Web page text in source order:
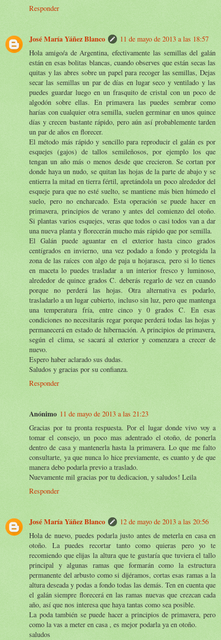
Responder
José María Yáñez Blanco
11 de mayo de 2013 a las 18:57
Hola amigo/a de Argentina, efectivamente las semillas del galán
están en esas bolitas blancas, cuando observes que están secas las
quitas y las abres sobre un papel para recoger las semillas, Dejas
secar las semillas un par de días en lugar seco y ventilado y las
puedes guardar luego en un frasquito de cristal con un poco de
algodón sobre ellas. En primavera las puedes sembrar como
harías con cualquier otra semilla, suelen germinar en unos quince
días y crecen bastante rápido, pero aún así probablemente tarden
un par de años en florecer.
El método más rápido y sencillo para reproducir el galán es por
esquejes (gajos) de tallos semileñosos, por ejemplo los que
tengan un año más o menos desde que crecieron. Se cortan por
donde haya un nudo, se quitan las hojas de la parte de abajo y se
entierra la mitad en tierra fértil, apretándola un poco alrededor del
esqueje para que no esté suelto, se mantiene más bien húmedo el
suelo, pero no encharcado. Esta operación se puede hacer en
primavera, principios de verano y antes del comienzo del otoño.
Si plantas varios esquejes, veras que todos o casi todos van a dar
una nueva planta y florecerán mucho más rápido que por semilla.
El Galán puede aguantar en el exterior hasta cinco grados
centígrados en invierno, una vez podado a fondo y protegida la
zona de las raíces con algo de paja u hojarasca, pero si lo tienes
en maceta lo puedes trasladar a un interior fresco y luminoso,
alrededor de quince grados C. deberás regarlo de vez en cuando
porque no perderá las hojas. Otra alternativa es podarlo,
trasladarlo a un lugar cubierto, incluso sin luz, pero que mantenga
una temperatura fría, entre cinco y 0 grados C. En esas
condiciones no necesitarás regar porque perderá todas las hojas y
permanecerá en estado de hibernación. A principios de primavera,
según el clima, se sacará al exterior y comenzara a crecer de
nuevo.
Espero haber aclarado sus dudas.
Saludos y gracias por su confianza.
Responder
Anónimo 11 de mayo de 2013 a las 21:23
Gracias por tu pronta respuesta. Por el lugar donde vivo voy a
tomar el consejo, un poco mas adentrado el otoño, de ponerla
dentro de casa y mantenerla hasta la primavera. Lo que me falto
consultarte, ya que nunca lo hice previamente, es cuanto y de que
manera debo podarla previo a traslado.
Nuevamente mil gracias por tu dedicacion, y saludos! Leila
Responder
José María Yáñez Blanco
12 de mayo de 2013 a las 20:56
Hola de nuevo, puedes podarla justo antes de meterla en casa en
otoño. La puedes recortar tanto como quieras pero yo te
recomiendo que elijas la altura que te gustaría que tuviera el tallo
principal y algunas ramas que formarán como la estructura
permanente del arbusto como si dijéramos, cortas esas ramas a la
altura deseada y podas a fondo todas las demás. Ten en cuenta que
el galán siempre florecerá en las ramas nuevas que crezcan cada
año, así que nos interesa que haya tantas como sea posible.
La poda también se puede hacer a principios de primavera, pero
como la vas a meter en casa , es mejor podarla ya en otoño.
saludos